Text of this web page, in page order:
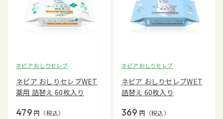
ネピア おしりセレブ
ネピア おしりセレブWET
薬用 詰替え 60枚入り
479 円 （税込）
ネピア おしりセレブ
ネピア おしりセレブWET
詰替え 60枚入り
369 円 （税込）